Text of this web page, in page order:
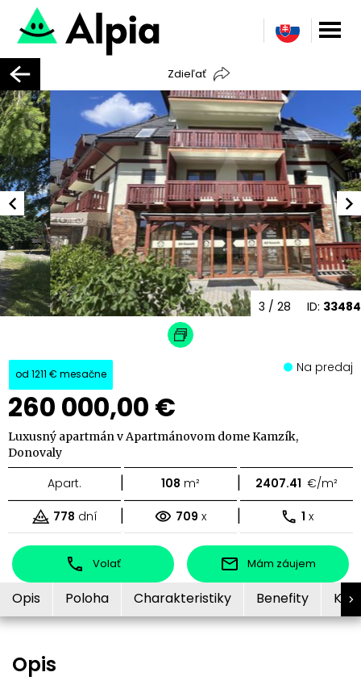
Zdieľať
ID: 33484
3 / 28
od 1211 € mesačne
260 000,00 €
Na predaj
Luxusný apartmán v Apartmánovom dome Kamzík,
Donovaly
Apart. | 108 m² | 2407.41 €/m²
778 dní | 709 x | 1 x
Volať Mám záujem
Opis Poloha Charakteristiky Benefity
Opis